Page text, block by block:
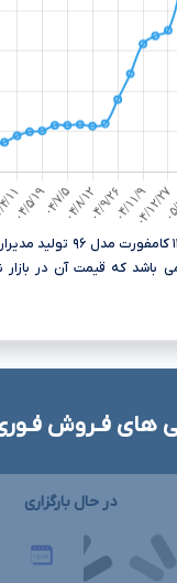
می باشد که قیمت آن در بازار نسبت
های فـروش
در حال بارگزاری